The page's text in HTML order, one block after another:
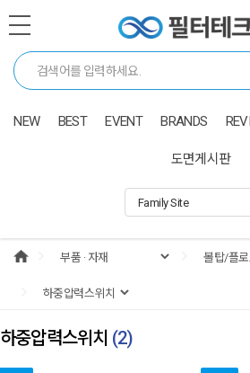
NEW BEST EVENT BRANDS
도면게시판
하중압력스위치 (2)